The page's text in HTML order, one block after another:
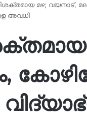
മഴ; വയനാട്,
അവധി